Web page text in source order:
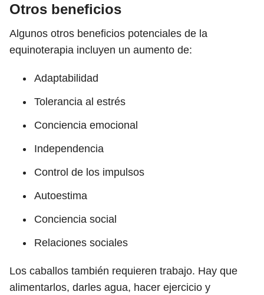
Otros beneficios
Algunos otros beneficios potenciales de la
equinoterapia incluyen un aumento de:
Adaptabilidad
Tolerancia al estrés
Conciencia emocional
Independencia
Control de los impulsos
Autoestima
Conciencia social
Relaciones sociales
Los caballos también requieren trabajo. Hay que
alimentarlos, darles agua, hacer ejercicio y